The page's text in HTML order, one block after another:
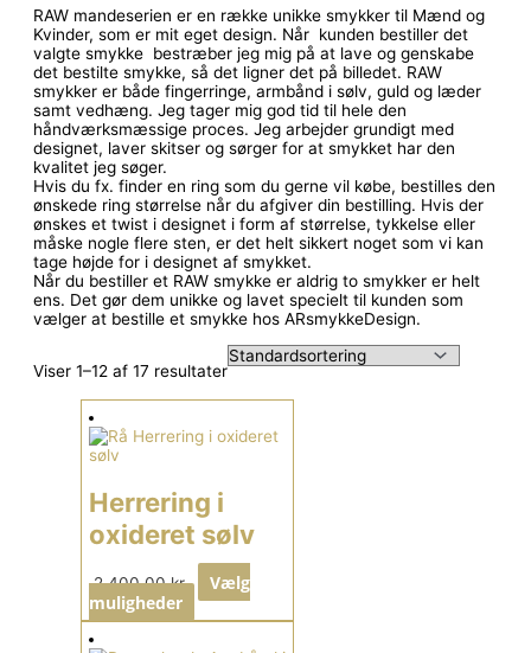
RAW mandeserien er en række unikke smykker til Mænd og
Kvinder, som er mit eget design. Når kunden bestiller det
valgte smykke bestræber jeg mig på at lave og genskabe
det bestilte smykke, så det ligner det på billedet. RAW
smykker er både fingerringe, armbånd i sølv, guld og læder
samt vedhæng. Jeg tager mig god tid til hele den
håndværksmæssige proces. Jeg arbejder grundigt med
designet, laver skitser og sørger for at smykket har den
kvalitet jeg søger.
Hvis du fx. finder en ring som du gerne vil købe, bestilles den
ønskede ring størrelse når du afgiver din bestilling. Hvis der
ønskes et twist i designet i form af størrelse, tykkelse eller
måske nogle flere sten, er det helt sikkert noget som vi kan
tage højde for i designet af smykket.
Når du bestiller et RAW smykke er aldrig to smykker er helt
ens. Det gør dem unikke og lavet specielt til kunden som
vælger at bestille et smykke hos ARsmykkeDesign.
Viser 1–12 af 17 resultater
Herrering i
oxideret sølv
2.400,00kr.
Vælg
muligheder